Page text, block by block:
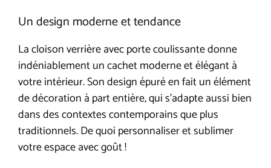
Un design moderne et tendance
La cloison verrière avec porte coulissante donne
indéniablement un cachet moderne et élégant à
votre intérieur. Son design épuré en fait un élément
de décoration à part entière, qui s’adapte aussi bien
dans des contextes contemporains que plus
traditionnels. De quoi personnaliser et sublimer
votre espace avec goût !